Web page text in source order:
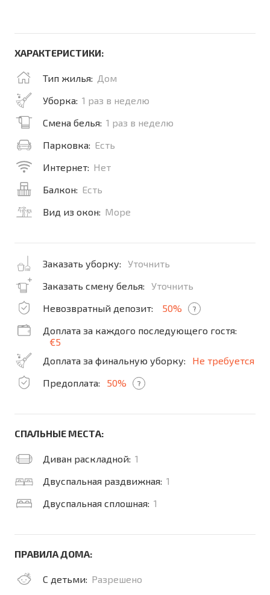
ХАРАКТЕРИСТИКИ:
Тип жилья: Дом
Уборка: 1 раз в неделю
Смена белья: 1 раз в неделю
Парковка: Есть
Интернет: Нет
Балкон: Есть
Вид из окон: Море
Заказать уборку:
Уточнить
Заказать смену белья:
Уточнить
Невозвратный депозит:
50% ?
Доплата за каждого последующего гостя:
€5
Доплата за финальную уборку:
Не требуется
Предоплата:
50% ?
СПАЛЬНЫЕ МЕСТА:
Диван раскладной: 1
Двуспальная раздвижная: 1
Двуспальная сплошная: 1
ПРАВИЛА ДОМА:
С детьми: Разрешено